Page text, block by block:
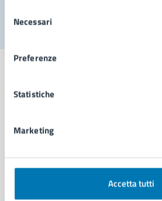
delNecessari
Preferenze
Statistiche
Marketing
Accetta tutti
Aree amministrative